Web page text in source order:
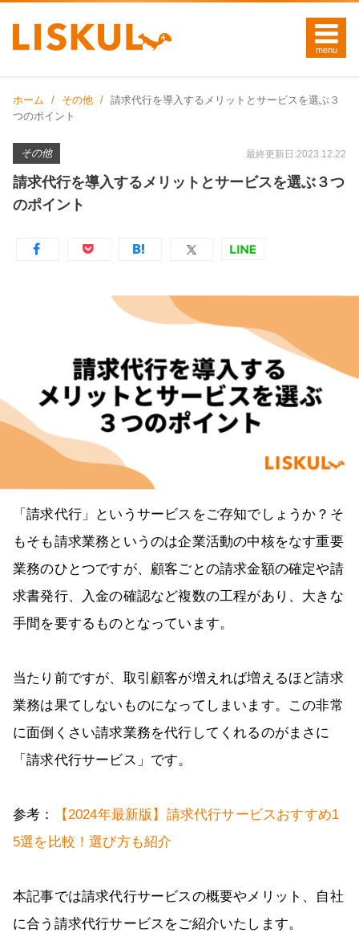
ホーム その他
請求代行を導入するメリットとサービスを選ぶ３
つのポイント
その他 最終更新日:2023.12.22
請求代行を導入するメリットとサービスを選ぶ３つ
のポイント
「請求代行」というサービスをご存知でしょうか？そ
もそも請求業務というのは企業活動の中核をなす重要
業務のひとつですが、顧客ごとの請求金額の確定や請
求書発行、入金の確認など複数の工程があり、大きな
手間を要するものとなっています。
当たり前ですが、取引顧客が増えれば増えるほど請求
業務は果てしないものになってしまいます。この非常
に面倒くさい請求業務を代行してくれるのがまさに
「請求代行サービス」です。
参考：
【2024年最新版】請求代行サービスおすすめ1
5選を比較！選び方も紹介
本記事では請求代行サービスの概要やメリット、自社
に合う請求代行サービスをご紹介いたします。